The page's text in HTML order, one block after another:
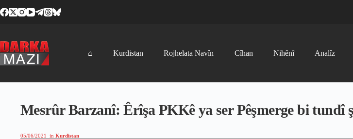
to
⌂ Kurdistan Rojhelata Navîn Cîhan Nihênî Analîz
Mesrûr Barzanî: Êrîşa PKKê ya ser Pêşmerge bi tundî
05/06/2021 in Kurdistan